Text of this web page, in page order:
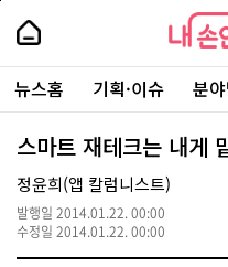
본
로
가
내
손
안
에
서
울
-
서
울
시
대
표
소
내
손
에
울
주
요
서
뉴스홈 기획·이슈 분
스마트 재테크는 내게
정윤희(앱 칼럼니스트)
발행일 2014.01.22. 00:00
수정일 2014.01.22. 00:00
페
상
단
로